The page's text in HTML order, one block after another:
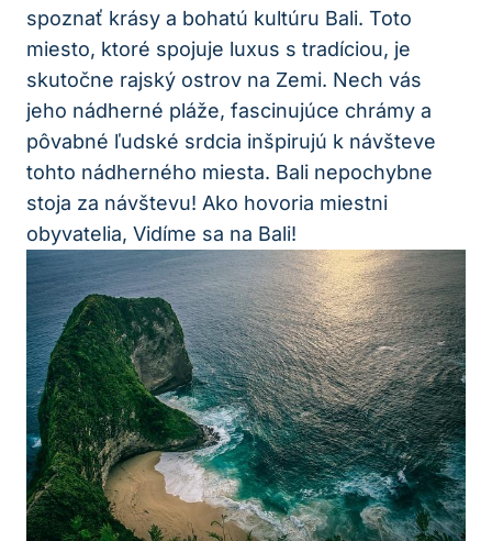
spoznať krásy a bohatú kultúru Bali. Toto
miesto, ktoré spojuje luxus s tradíciou, je
skutočne rajský ostrov na Zemi. Nech vás
jeho nádherné pláže, fascinujúce chrámy a
pôvabné ľudské srdcia inšpirujú k návšteve
tohto nádherného miesta. Bali nepochybne
stoja za návštevu! Ako hovoria miestni
obyvatelia, Vidíme sa na Bali!